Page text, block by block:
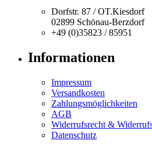
Dorfstr. 87 / OT.Kiesdorf
02899 Schönau-Berzdorf
+49 (0)35823 / 85951
Informationen
Impressum
Versandkosten
Zahlungsmöglichkeiten
AGB
Widerrufsrecht &
Datenschutz